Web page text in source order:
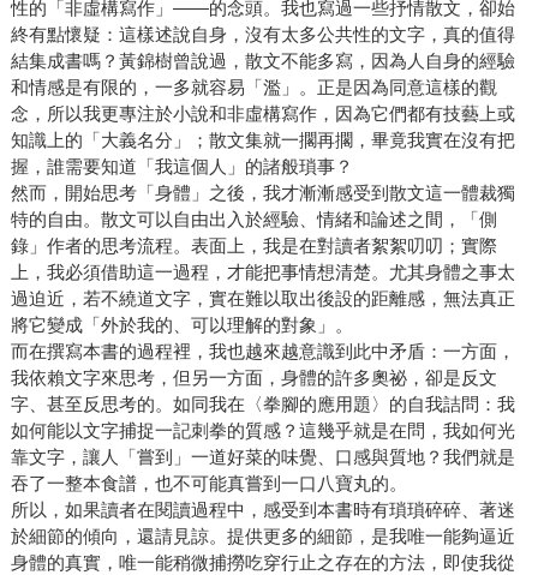
性的「非虛構寫作」——的念頭。我也寫過一些抒情散文，卻始
終有點懷疑：這樣述說自身，沒有太多公共性的文字，真的值得
結集成書嗎？黃錦樹曾說過，散文不能多寫，因為人自身的經驗
和情感是有限的，一多就容易「濫」。正是因為同意這樣的觀
念，所以我更專注於小說和非虛構寫作，因為它們都有技藝上或
知識上的「大義名分」；散文集就一擱再擱，畢竟我實在沒有把
握，誰需要知道「我這個人」的諸般瑣事？
然而，開始思考「身體」之後，我才漸漸感受到散文這一體裁獨
特的自由。散文可以自由出入於經驗、情緒和論述之間，「側
錄」作者的思考流程。表面上，我是在對讀者絮絮叨叨；實際
上，我必須借助這一過程，才能把事情想清楚。尤其身體之事太
過迫近，若不繞道文字，實在難以取出後設的距離感，無法真正
將它變成「外於我的、可以理解的對象」。
而在撰寫本書的過程裡，我也越來越意識到此中矛盾：一方面，
我依賴文字來思考，但另一方面，身體的許多奧祕，卻是反文
字、甚至反思考的。如同我在〈拳腳的應用題〉的自我詰問：我
如何能以文字捕捉一記刺拳的質感？這幾乎就是在問，我如何光
靠文字，讓人「嘗到」一道好菜的味覺、口感與質地？我們就是
吞了一整本食譜，也不可能真嘗到一口八寶丸的。
所以，如果讀者在閱讀過程中，感受到本書時有瑣瑣碎碎、著迷
於細節的傾向，還請見諒。提供更多的細節，是我唯一能夠逼近
身體的真實，唯一能稍微捕撈吃穿行止之存在的方法，即使我從